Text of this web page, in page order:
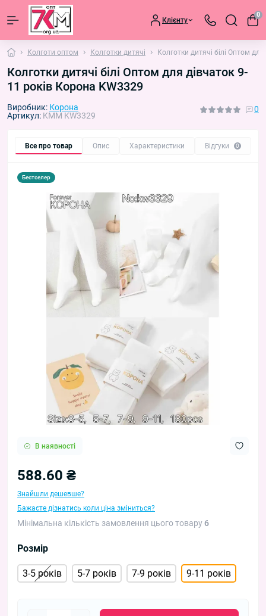
Клієнту
0
Колготи оптом Колготки дитячі Колготки дитячі білі Оптом
Колготки дитячі білі Оптом для дівчаток 9-
11 років Корона KW3329
Виробник: Корона
Артикул: KMM KW3329
0
Все про товар Опис Характеристики Відгуки 0
Бестселер
В наявності
588.60 ₴
Знайшли дешевше?
Бажаєте дізнатись коли ціна зміниться?
Мінімальна кількість замовлення цього товару6
Розмір
3-5 років 5-7 років 7-9 років 9-11 років